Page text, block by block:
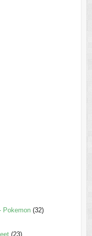
Pokemon (32)
(23)